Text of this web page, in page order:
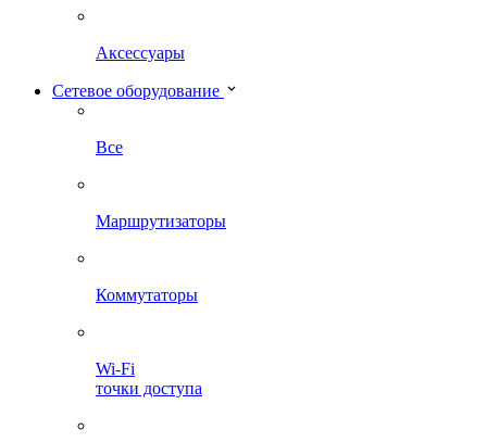
Аксессуары
Сетевое оборудование
Все
Маршрутизаторы
Коммутаторы
Wi-Fi
точки доступа